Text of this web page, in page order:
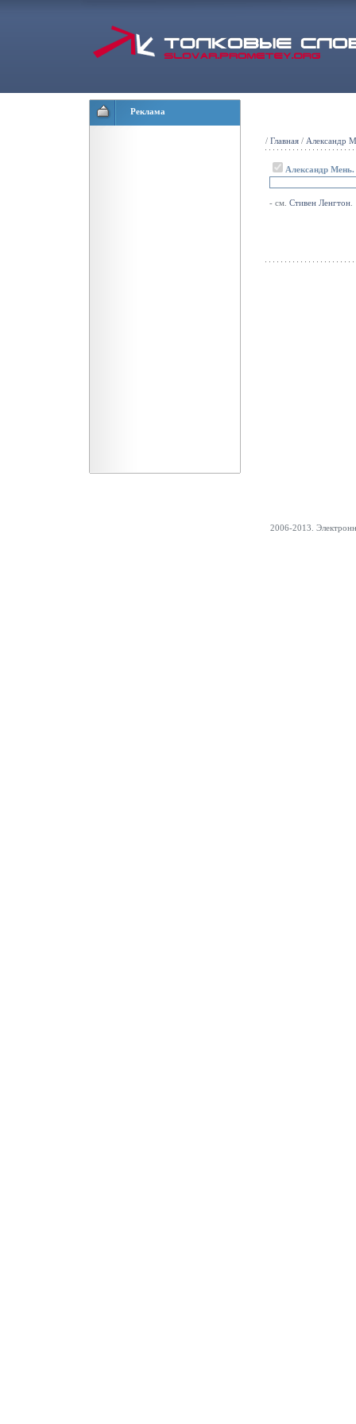
Реклама
/ Главная / Александр
Александр Мень.
- см. Стивен Ленгтон
2006-2013.